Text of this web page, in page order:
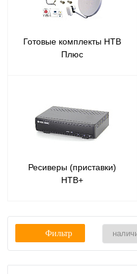
Готовые комплекты НТВ
Плюс
Ресиверы (приставки)
НТВ+
Фильтр